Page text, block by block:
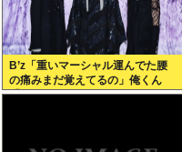
B’z「重いマーシャル運んでた腰
の痛みまだ覚えてるの」俺くん
「マーシャルって何？ 」